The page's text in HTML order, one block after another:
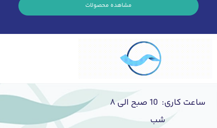
مشاهده محصولات
ساعت کاری: 10 صبح الی ۸
شب